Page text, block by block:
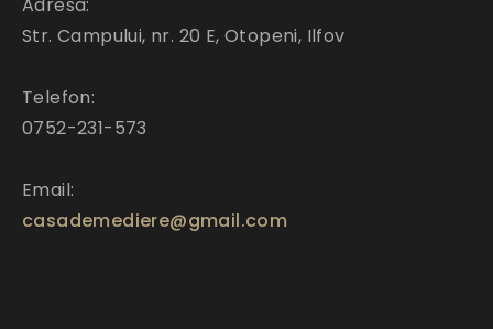
Str. Campului, nr. 20 E, Otopeni, Ilfov
Telefon:
0752-231-573
Email:
casademediere@gmail.com